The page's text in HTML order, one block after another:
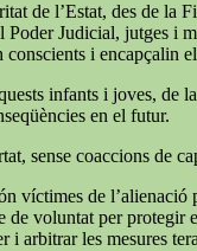
de l’Estat, des de la
Poder Judicial, jutges i
i encapçalin
infants i joves, de
en el futur.
sense coaccions de
víctimes de
voluntat per protegir
i arbitrar les mesures